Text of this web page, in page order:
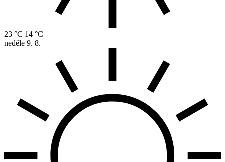
23 °C 14 °C
neděle 9. 8.